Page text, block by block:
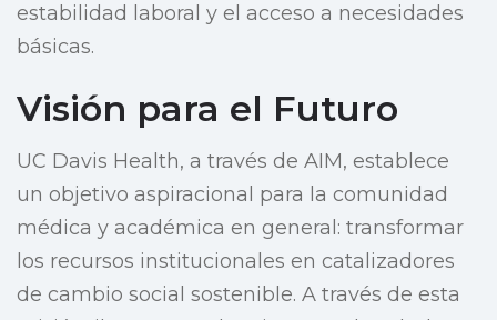
estabilidad laboral y el acceso a necesidades
básicas.
Visión para el Futuro
UC Davis Health, a través de AIM, establece
un objetivo aspiracional para la comunidad
médica y académica en general: transformar
los recursos institucionales en catalizadores
de cambio social sostenible. A través de esta